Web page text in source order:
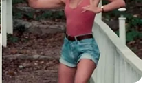
und Seele können in
Erlebnisbad und
tanken. Es gibt zum
ein Erlebnisbecken, ein